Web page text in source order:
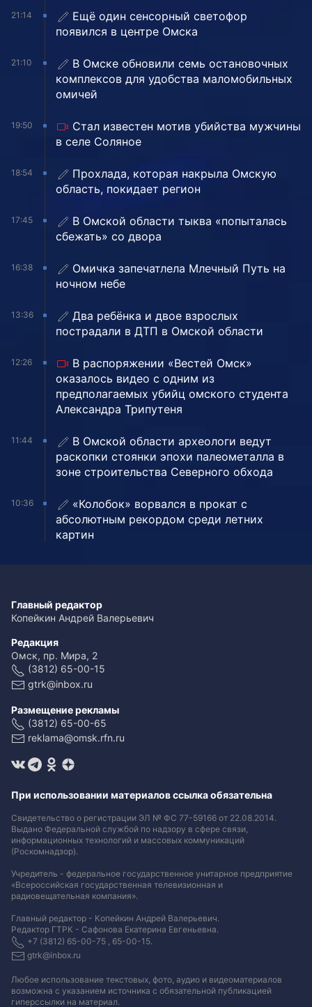
21:14
Ещё один сенсорный светофор
появился в центре Омска
21:10
В Омске обновили семь остановочных
комплексов для удобства маломобильных
омичей
19:50
Стал известен мотив убийства мужчины
в селе Соляное
18:54
Прохлада, которая накрыла Омскую
область, покидает регион
17:45
В Омской области тыква «попыталась
сбежать» со двора
16:38
Омичка запечатлела Млечный Путь на
ночном небе
13:36
Два ребёнка и двое взрослых
пострадали в ДТП в Омской области
12:26
В распоряжении «Вестей Омск»
оказалось видео с одним из
предполагаемых убийц омского студента
Александра Трипутеня
11:44
В Омской области археологи ведут
раскопки стоянки эпохи палеометалла в
зоне строительства Северного обхода
10:36
«Колобок» ворвался в прокат с
абсолютным рекордом среди летних
картин
Главный редактор
Копейкин Андрей Валерьевич
Редакция
Омск, пр. Мира, 2
(3812) 65-00-15
gtrk@inbox.ru
Размещение рекламы
(3812) 65-00-65
reklama@omsk.rfn.ru
При использовании материалов ссылка обязательна
Свидетельство о регистрации ЭЛ № ФС 77-59166 от 22.08.2014.
Выдано Федеральной службой по надзору в сфере связи,
информационных технологий и массовых коммуникаций
(Роскомнадзор).
Учредитель - федеральное государственное унитарное предприятие
«Всероссийская государственная телевизионная и
радиовещательная компания».
Главный редактор - Копейкин Андрей Валерьевич.
Редактор ГТРК - Сафонова Екатерина Евгеньевна.
+7 (3812) 65-00-75 , 65-00-15.
gtrk@inbox.ru
Любое использование текстовых, фото, аудио и видеоматериалов
возможна с указанием источника с обязательной публикацией
гиперссылки на материал.